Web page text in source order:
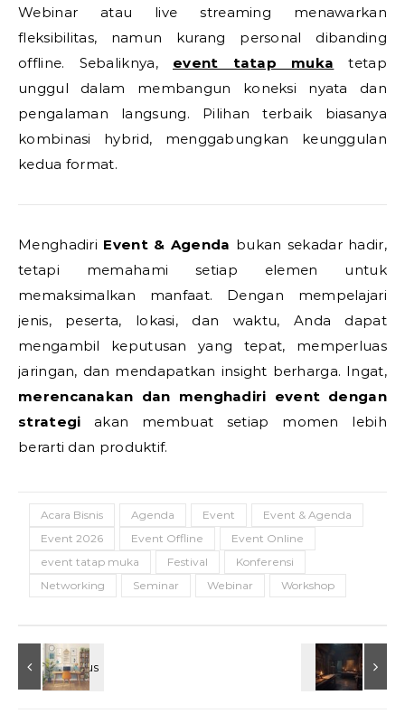
Webinar atau live streaming menawarkan
fleksibilitas, namun kurang personal dibanding
offline. Sebaliknya, event tatap muka tetap
unggul dalam membangun koneksi nyata dan
pengalaman langsung. Pilihan terbaik biasanya
kombinasi hybrid, menggabungkan keunggulan
kedua format.
Menghadiri Event & Agenda bukan sekadar hadir,
tetapi memahami setiap elemen untuk
memaksimalkan manfaat. Dengan mempelajari
jenis, peserta, lokasi, dan waktu, Anda dapat
mengambil keputusan yang tepat, memperluas
jaringan, dan mendapatkan insight berharga. Ingat,
merencanakan dan menghadiri event dengan
strategi akan membuat setiap momen lebih
berarti dan produktif.
Acara Bisnis Agenda Event
Event & Agenda
Event 2026
Event Offline
Event Online
event tatap muka
Festival
Konferensi
Networking
Seminar Webinar Workshop